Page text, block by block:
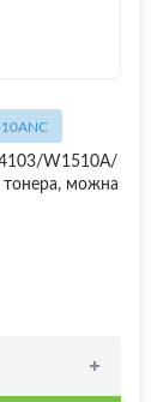
W1510A/
можна